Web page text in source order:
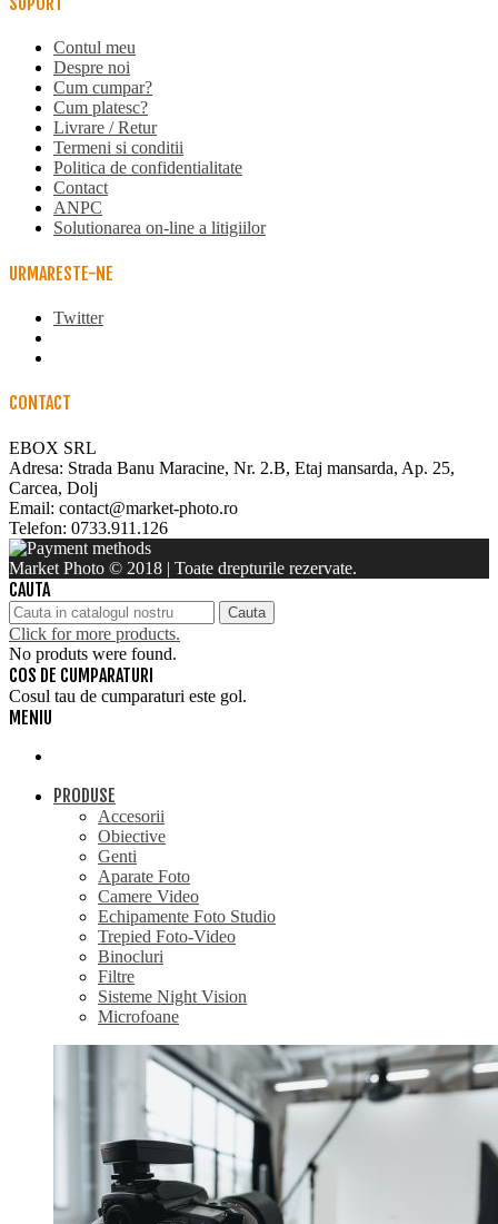
Contul meu
Despre noi
Cum cumpar?
Cum platesc?
Livrare / Retur
Termeni si conditii
Politica de confidentialitate
Contact
ANPC
Solutionarea on-line a litigiilor
URMARESTE-NE
Twitter
CONTACT
EBOX SRL
Adresa: Strada Banu Maracine, Nr. 2.B, Etaj mansarda, Ap. 25,
Carcea, Dolj
Email: contact@market-photo.ro
Telefon: 0733.911.126
Market Photo © 2018 | Toate drepturile rezervate.
CAUTA
Cauta
Click for more products.
No produts were found.
COS DE CUMPARATURI
Cosul tau de cumparaturi este gol.
MENIU
PRODUSE
Accesorii
Obiective
Genti
Aparate Foto
Camere Video
Echipamente Foto Studio
Trepied Foto-Video
Binocluri
Filtre
Sisteme Night Vision
Microfoane